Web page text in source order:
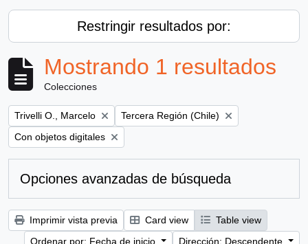
Restringir resultados por:
Mostrando 1 resultados
Colecciones
Remove filter:
Trivelli O., Marcelo Remove filter:
Tercera Región (Chile)
Remove filter:
Con objetos digitales
Opciones avanzadas de búsqueda
Imprimir vista previa Card view
Table view
Ordenar por: Fecha de inicio
Dirección: Descendente